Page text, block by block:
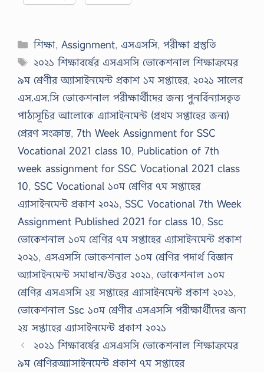
Categories
শিক্ষা,Assignment, এসএসসি,পরীক্ষা প্রস্তুতি
Tags
২০২১ শিক্ষাবর্ষের এসএসসি ভোকেশনাল শিক্ষাক্রমের
৯ম শ্রেণীর অ্যাসাইনমেন্ট প্রকাশ ১ম সপ্তাহের, ২০২১ সালের
এস.এস.সি ভোকেশনাল পরীক্ষার্থীদের জন্য পুনর্বিন্যাসকৃত
পাঠ্যসূচির আলোকে এ্যাসাইনমেন্ট (প্রথম সপ্তাহের জন্য)
প্রেরণ সংক্রান্ত, 7th Week Assignment for SSC
Vocational 2021 class 10, Publication of 7th
week assignment for SSC Vocational 2021 class
10, SSC Vocational ১০ম শ্রেণির ৭ম সপ্তাহের
এ্যাসাইনমেন্ট প্রকাশ ২০২১, SSC Vocational 7th Week
Assignment Published 2021 for class 10, Ssc
ভোকেশনাল ১০ম শ্রেণির ৭ম সপ্তাহের এ্যাসাইনমেন্ট প্রকাশ
২০২১, এসএসসি ভোকেশনাল ১০ম শ্রেণির পদার্থ বিজ্ঞান
অ্যাসাইনমেন্ট সমাধান/উত্তর ২০২১, ভোকেশনাল ১০ম
শ্রেণির এসএসসি ২য় সপ্তাহের এ্যাসাইনমেন্ট প্রকাশ ২০২১,
ভোকেশনাল Ssc ১০ম শ্রেণীর এসএসসি পরীক্ষার্থীদের জন্য
২য় সপ্তাহের এ্যাসাইনমেন্ট প্রকাশ ২০২১
২০২১ শিক্ষাবর্ষের এসএসসি ভোকেশনাল শিক্ষাক্রমের
৯ম শ্রেণিরঅ্যাসাইনমেন্ট প্রকাশ ৭ম সপ্তাহের